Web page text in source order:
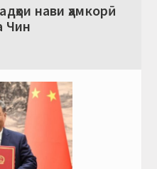
нави ҳамкорӣ
Чин